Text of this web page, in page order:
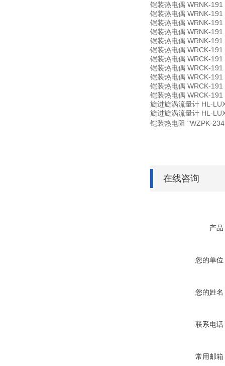
铠装热电偶 WRNK-
铠装热电偶 WRNK-
铠装热电偶 WRNK-
铠装热电偶 WRNK-
铠装热电偶 WRNK-
铠装热电偶 WRCK-
铠装热电偶 WRCK-
铠装热电偶 WRCK-
铠装热电偶 WRCK-
铠装热电偶 WRCK-
铠装热电偶 WRCK-
旋进旋涡流量计 HL-
旋进旋涡流量计 HL-
铠装热电阻 "WZPK-
在线咨询
产品
您的单位
您的姓名
联系电话
常用邮箱